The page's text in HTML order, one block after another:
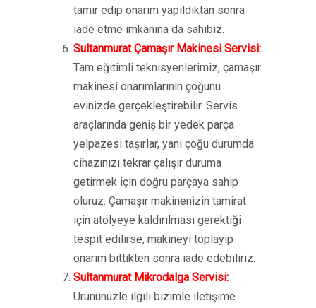
tamir edip onarım yapıldıktan sonra
iade etme imkanına da sahibiz.
Sultanmurat Çamaşır Makinesi Servisi:
Tam eğitimli teknisyenlerimiz, çamaşır
makinesi onarımlarının çoğunu
evinizde gerçekleştirebilir. Servis
araçlarında geniş bir yedek parça
yelpazesi taşırlar, yani çoğu durumda
cihazınızı tekrar çalışır duruma
getirmek için doğru parçaya sahip
oluruz. Çamaşır makinenizin tamirat
için atölyeye kaldırılması gerektiği
tespit edilirse, makineyi toplayıp
onarım bittikten sonra iade edebiliriz.
Sultanmurat Mikrodalga Servisi:
Ürününüzle ilgili bizimle iletişime